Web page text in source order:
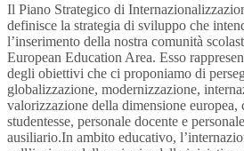
Il Piano Strategico di
definisce la strategia di sviluppo che
l’inserimento della nostra comunità
European Education Area. Esso
degli obiettivi che ci proponiamo di
globalizzazione, modernizzazione,
valorizzazione della dimensione
studentesse, personale docente e
ausiliario.In ambito educativo,